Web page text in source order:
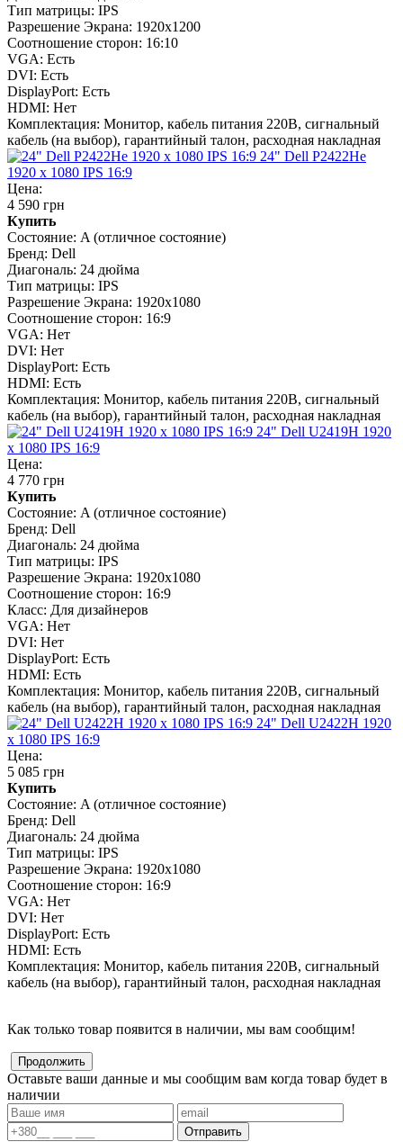
Тип матрицы: IPS
Разрешение Экрана: 1920x1200
Соотношение сторон: 16:10
VGA: Есть
DVI: Есть
DisplayPort: Есть
HDMI: Нет
Комплектация: Монитор, кабель питания 220В, сигнальный
кабель (на выбор), гарантийный талон, расходная накладная
24" Dell P2422He
1920 x 1080 IPS 16:9
Цена:
4 590 грн
Купить
Состояние: A (отличное состояние)
Бренд: Dell
Диагональ: 24 дюйма
Тип матрицы: IPS
Разрешение Экрана: 1920x1080
Соотношение сторон: 16:9
VGA: Нет
DVI: Нет
DisplayPort: Есть
HDMI: Есть
Комплектация: Монитор, кабель питания 220В, сигнальный
кабель (на выбор), гарантийный талон, расходная накладная
24" Dell U2419H 1920
x 1080 IPS 16:9
Цена:
4 770 грн
Купить
Состояние: A (отличное состояние)
Бренд: Dell
Диагональ: 24 дюйма
Тип матрицы: IPS
Разрешение Экрана: 1920x1080
Соотношение сторон: 16:9
Класс: Для дизайнеров
VGA: Нет
DVI: Нет
DisplayPort: Есть
HDMI: Есть
Комплектация: Монитор, кабель питания 220В, сигнальный
кабель (на выбор), гарантийный талон, расходная накладная
24" Dell U2422H 1920
x 1080 IPS 16:9
Цена:
5 085 грн
Купить
Состояние: A (отличное состояние)
Бренд: Dell
Диагональ: 24 дюйма
Тип матрицы: IPS
Разрешение Экрана: 1920x1080
Соотношение сторон: 16:9
VGA: Нет
DVI: Нет
DisplayPort: Есть
HDMI: Есть
Комплектация: Монитор, кабель питания 220В, сигнальный
кабель (на выбор), гарантийный талон, расходная накладная
Как только товар появится в наличии, мы вам сообщим!
Оставьте ваши данные и мы сообщим вам когда товар будет в
наличии